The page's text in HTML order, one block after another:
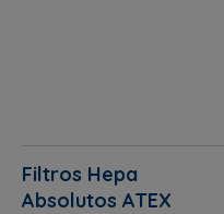
Filtros Hepa
Absolutos ATEX